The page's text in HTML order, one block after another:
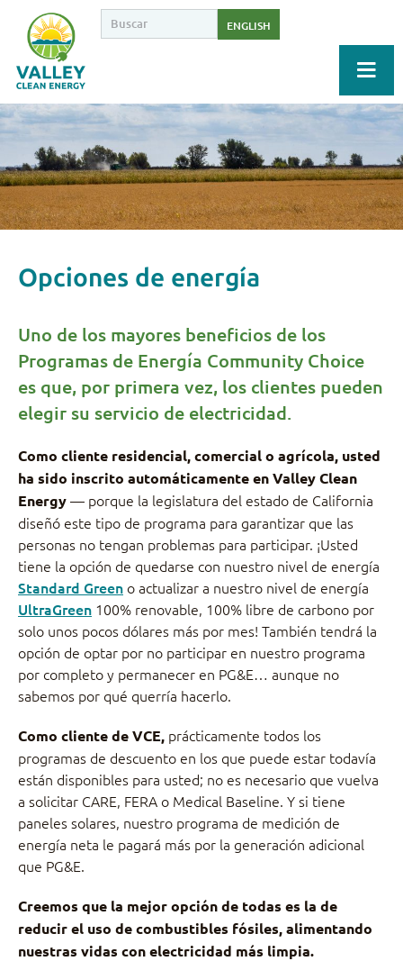
ENGLISH
Opciones de energía
Uno de los mayores beneficios de los
Programas de Energía Community Choice
es que, por primera vez, los clientes pueden
elegir su servicio de electricidad.
Como cliente residencial, comercial o agrícola, usted
ha sido inscrito automáticamente en Valley Clean
Energy— porque la legislatura del estado de California
diseñó este tipo de programa para garantizar que las
personas no tengan problemas para participar. ¡Usted
tiene la opción de quedarse con nuestro nivel de energía
Standard Green o actualizar a nuestro nivel de energía
UltraGreen 100% renovable, 100% libre de carbono por
solo unos pocos dólares más por mes! También tendrá la
opción de optar por no participar en nuestro programa
por completo y permanecer en PG&E… aunque no
sabemos por qué querría hacerlo.
Como cliente de VCE, prácticamente todos los
programas de descuento en los que puede estar todavía
están disponibles para usted; no es necesario que vuelva
a solicitar CARE, FERA o Medical Baseline. Y si tiene
paneles solares, nuestro programa de medición de
energía neta le pagará más por la generación adicional
que PG&E.
Creemos que la mejor opción de todas es la de
reducir el uso de combustibles fósiles, alimentando
nuestras vidas con electricidad más limpia.